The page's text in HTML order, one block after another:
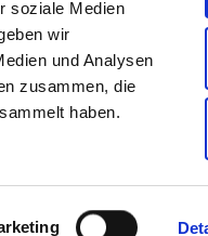
soziale Medien
wir
und Analysen
zusammen, die
haben.
Impressum